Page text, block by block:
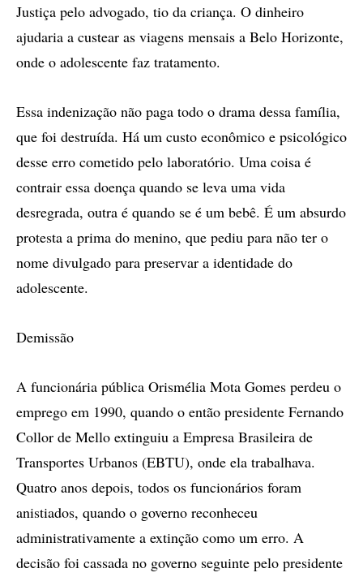
Justiça pelo advogado, tio da criança. O dinheiro
ajudaria a custear as viagens mensais a Belo Horizonte,
onde o adolescente faz tratamento.
Essa indenização não paga todo o drama dessa família,
que foi destruída. Há um custo econômico e psicológico
desse erro cometido pelo laboratório. Uma coisa é
contrair essa doença quando se leva uma vida
desregrada, outra é quando se é um bebê. É um absurdo
protesta a prima do menino, que pediu para não ter o
nome divulgado para preservar a identidade do
adolescente.
Demissão
A funcionária pública Orismélia Mota Gomes perdeu o
emprego em 1990, quando o então presidente Fernando
Collor de Mello extinguiu a Empresa Brasileira de
Transportes Urbanos (EBTU), onde ela trabalhava.
Quatro anos depois, todos os funcionários foram
anistiados, quando o governo reconheceu
administrativamente a extinção como um erro. A
decisão foi cassada no governo seguinte pelo presidente